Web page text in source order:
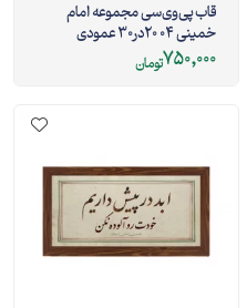
قاب پی‌وی‌سی مجموعه امام
خمینی 04 20در30 عمودی
750,000تومان